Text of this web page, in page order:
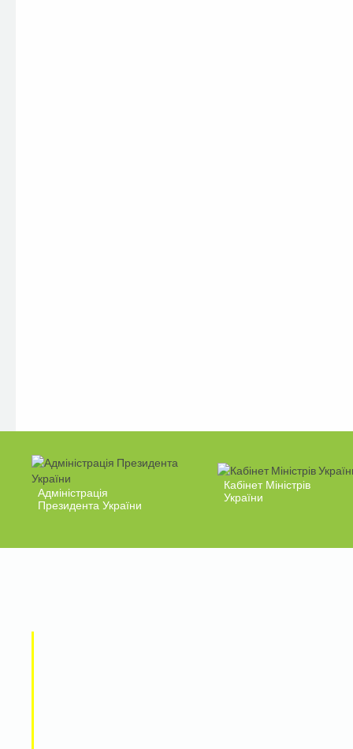
Адміністрація
Президента України
Кабінет Міністрів
України